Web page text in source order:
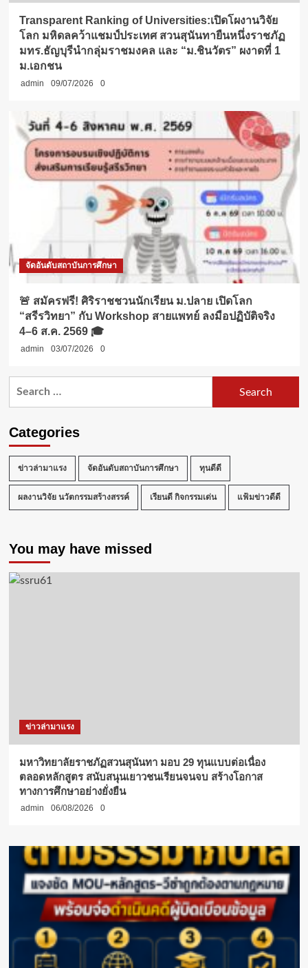
Transparent Ranking of Universities:เปิดโผงานวิจัย
โลก มหิดลคว้าแชมป์ประเทศ สวนสุนันทายืนหนึ่งราชภัฏ
มทร.ธัญบุรีนำกลุ่มราชมงคล และ “ม.ชินวัตร” ผงาดที่ 1
ม.เอกชน
admin 09/07/2026 0
จัดอันดับสถาบันการศึกษา
🚨 สมัครฟรี! ศิริราชชวนนักเรียน ม.ปลาย เปิดโลก
“สรีรวิทยา” กับ Workshop สายแพทย์ ลงมือปฏิบัติจริง
4–6 ส.ค. 2569 🎓
admin 03/07/2026 0
Categories
ข่าวล่ามาแรง จัดอันดับสถาบันการศึกษา ทุนดีดี
ผลงานวิจัย นวัตกรรมสร้างสรรค์ เรียนดี กิจกรรมเด่น แฟ้มข่าวดีดี
You may have missed
ข่าวล่ามาแรง
มหาวิทยาลัยราชภัฏสวนสุนันทา มอบ 29 ทุนแบบต่อเนื่อง
ตลอดหลักสูตร สนับสนุนเยาวชนเรียนจนจบ สร้างโอกาส
ทางการศึกษาอย่างยั่งยืน
admin 06/08/2026 0